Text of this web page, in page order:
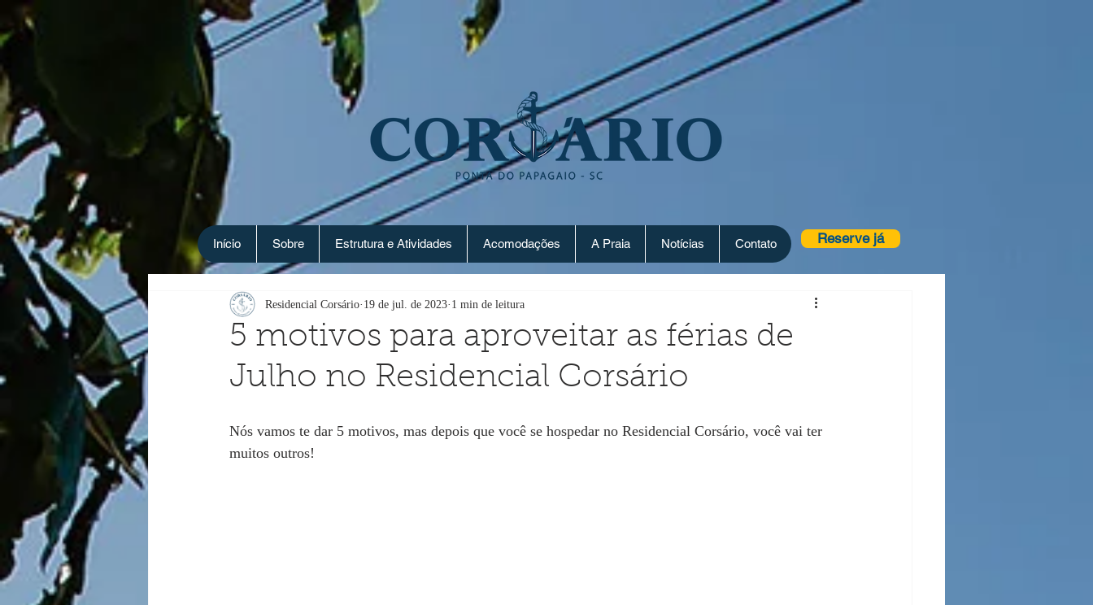
Início Sobre Estrutura e Atividades Acomodações A Praia Notícias Contato Reserve já
5 motivos para aproveitar as férias de
Julho no Residencial Corsário
Residencial Corsário 19 de jul. de 2023 1 min de leitura
Nós vamos te dar 5 motivos, mas depois que você se hospedar no Residencial Corsário, você vai ter
muitos outros!